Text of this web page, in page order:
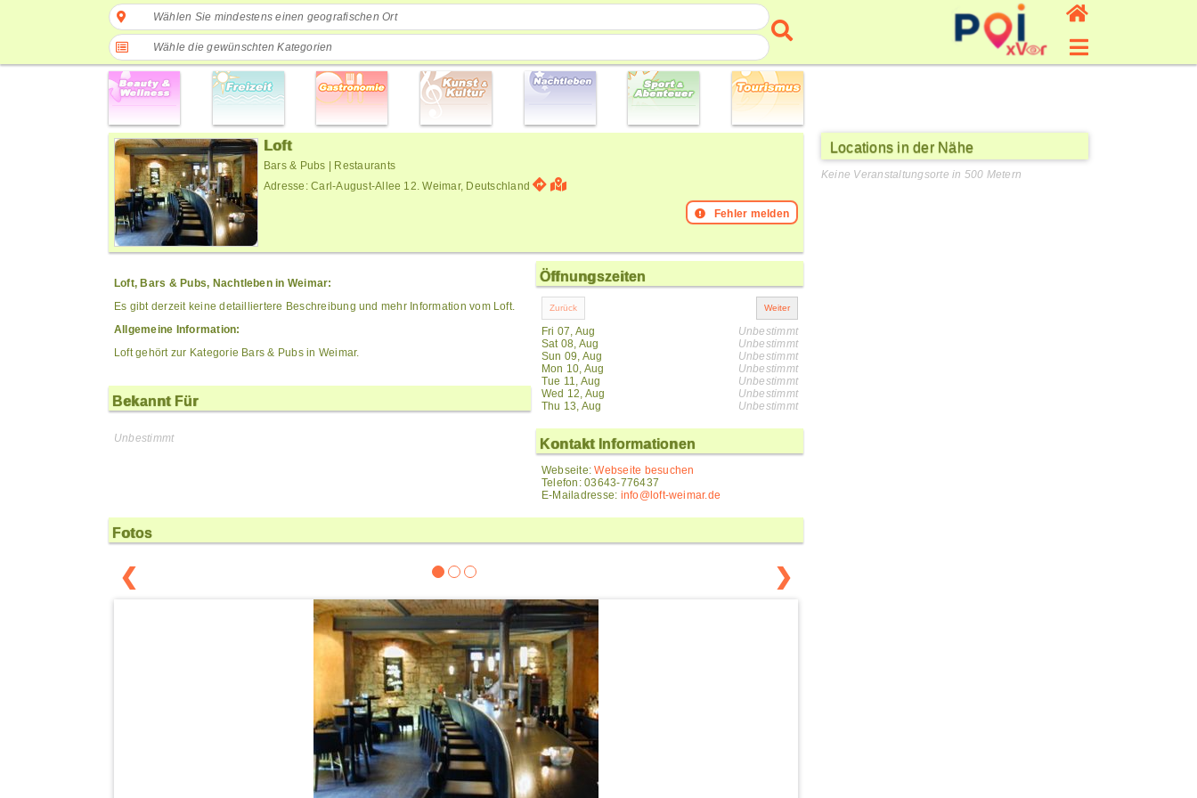
Wählen Sie mindestens einen geografischen Ort
Wähle die gewünschten Kategorien
Loft
Bars & Pubs | Restaurants
Adresse: Carl-August-Allee 12. Weimar, Deutschland
Fehler melden
Loft, Bars & Pubs, Nachtleben in Weimar:
Es gibt derzeit keine detailliertere Beschreibung und mehr Information vom Loft.
Allgemeine Information:
Loft gehört zur Kategorie Bars & Pubs in Weimar.
Bekannt Für
Unbestimmt
Öffnungszeiten
Fri 07, Aug
Sat 08, Aug
Sun 09, Aug
Mon 10, Aug
Tue 11, Aug
Wed 12, Aug
Thu 13, Aug
Unbestimmt
Unbestimmt
Unbestimmt
Unbestimmt
Unbestimmt
Unbestimmt
Unbestimmt
Kontakt Informationen
Webseite:Webseite besuchen
Telefon: 03643-776437
E-Mailadresse: info@loft-weimar.de
Fotos
❮ ❯
Locations in der Nähe
Keine Veranstaltungsorte in 500 Metern